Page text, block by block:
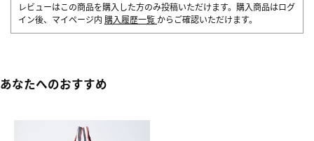
レビューはこの商品を購入した方のみ投稿いただけます。購入商品はログ
イン後、マイページ内 購入履歴一覧 からご確認いただけます。
あなたへのおすすめ